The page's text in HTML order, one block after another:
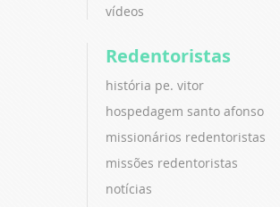
vídeos
Redentoristas
história pe. vitor
hospedagem santo afonso
missionários redentoristas
missões redentoristas
notícias